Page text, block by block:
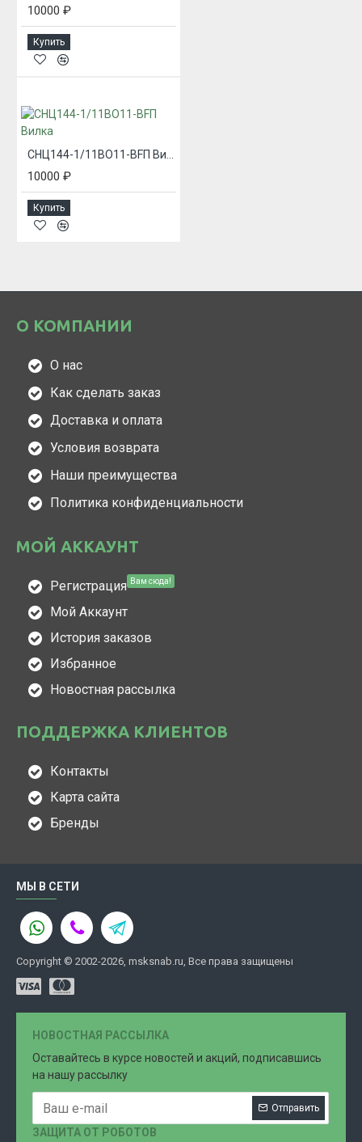
10000 ₽
Купить
СНЦ144-1/11ВО11-BFП Вилка
10000 ₽
Купить
О КОМПАНИИ
О нас
Как сделать заказ
Доставка и оплата
Условия возврата
Наши преимущества
Политика конфиденциальности
МОЙ АККАУНТ
Регистрация Вам сюда!
Мой Аккаунт
История заказов
Избранное
Новостная рассылка
ПОДДЕРЖКА КЛИЕНТОВ
Контакты
Карта сайта
Бренды
МЫ В СЕТИ
Copyright © 2002-2026, msksnab.ru, Все права защищены
НОВОСТНАЯ РАССЫЛКА
Оставайтесь в курсе новостей и акций, подписавшись
на нашу рассылку
Отправить
ЗАЩИТА ОТ РОБОТОВ